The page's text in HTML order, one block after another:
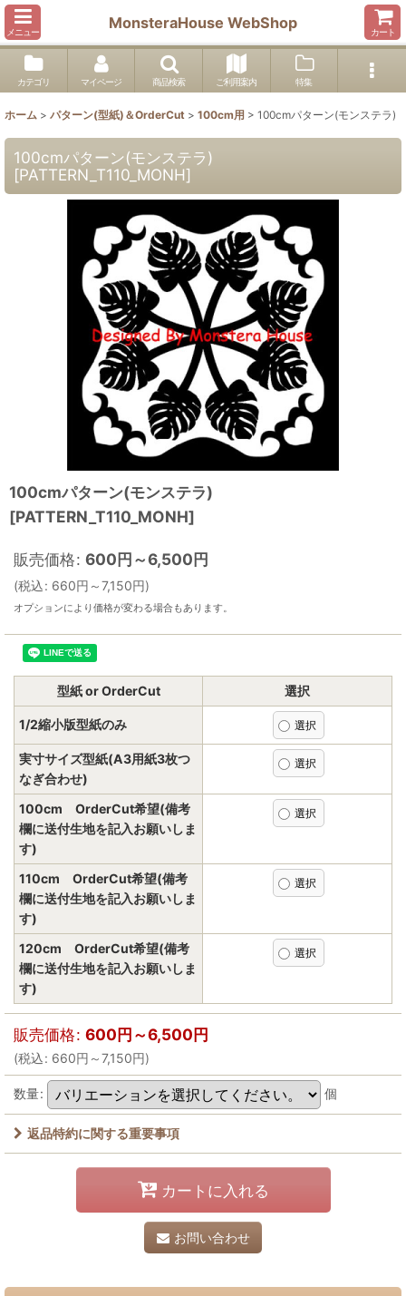
メニュー
MonsteraHouse WebShop
カート
カテゴリ マイページ 商品検索 ご利用案内 特集
ホーム > パターン(型紙)＆OrderCut > 100cm用 > 100cmパターン(モンステラ)
100cmパターン(モンステラ)
[PATTERN_T110_MONH]
100cmパターン(モンステラ)
[PATTERN_T110_MONH]
販売価格: 600円～6,500円
(税込: 660円 ～7,150円)
オプションにより価格が変わる場合もあります。
型紙 or OrderCut 選択
1/2縮小版型紙のみ
実寸サイズ型紙(A3用紙3枚つ
なぎ合わせ)
100cm OrderCut希望(備考
欄に送付生地を記入お願いしま
す)
110cm OrderCut希望(備考
欄に送付生地を記入お願いしま
す)
120cm OrderCut希望(備考
欄に送付生地を記入お願いしま
す)
販売価格: 600円～6,500円
(税込: 660円 ～7,150円)
数量: 個
返品特約に関する重要事項
カートに入れる
お問い合わせ